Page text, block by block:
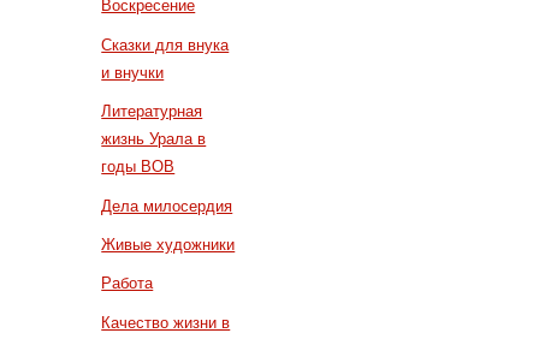
Воскресение
Сказки для внука
и внучки
Литературная
жизнь Урала в
годы ВОВ
Дела милосердия
Живые художники
Работа
Качество жизни в